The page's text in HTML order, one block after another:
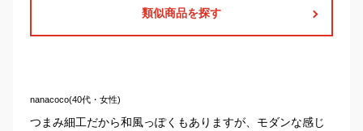
類似商品を探す
nanacoco(40代・女性)
つまみ細工だから和風っぽくもありますが、モダンな感じ